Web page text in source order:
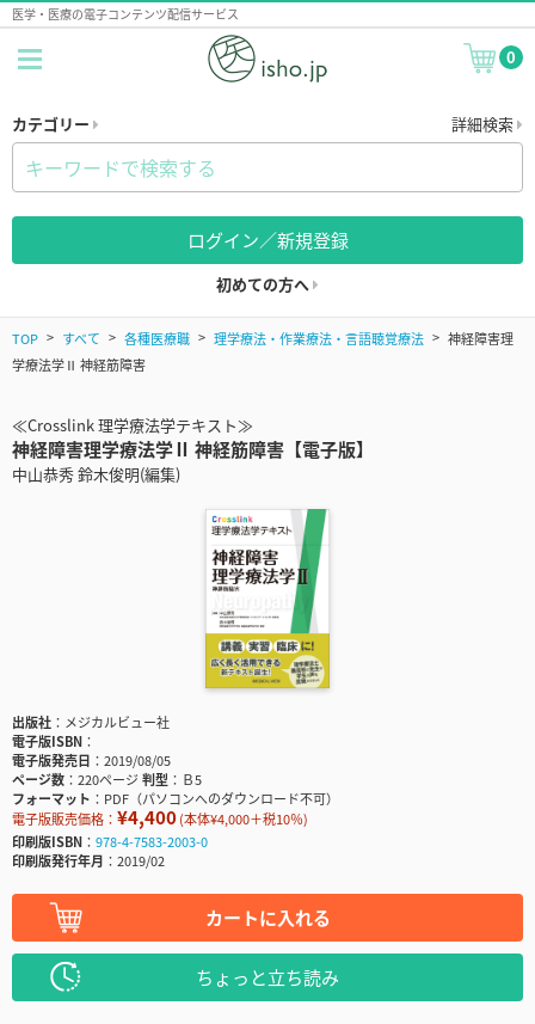
医学・医療の電子コンテンツ配信サービス
0
カテゴリー 詳細検索
ログイン／新規登録
初めての方へ
TOP すべて 各種医療職 理学療法・作業療法・言語聴覚療法
神経障害理
学療法学Ⅱ 神経筋障害
≪Crosslink 理学療法学テキスト≫
神経障害理学療法学Ⅱ 神経筋障害【電子版】
中山恭秀 鈴木俊明(編集)
出版社
メジカルビュー社
電子版ISBN
電子版発売日
2019/08/05
ページ数
220ページ判型
Ｂ5
フォーマット
PDF（パソコンへのダウンロード不可）
電子版販売価格： ¥4,400(本体¥4,000＋税10％)
印刷版ISBN
978-4-7583-2003-0
印刷版発行年月
2019/02
カートに入れる
ちょっと立ち読み